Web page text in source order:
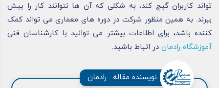
تواند کاربران گیج کند، به‌ شکلی که آن‌ ها نتوانند کار را پیش
ببرند. به همین منظور شرکت در دوره های معماری می تواند کمک
کننده باشد، برای اطلاعات بیشتر می توانید با کارشناسان فنی
آموزشگاه رادمان در اتباط باشید.
نویسنده مقاله : رادمان